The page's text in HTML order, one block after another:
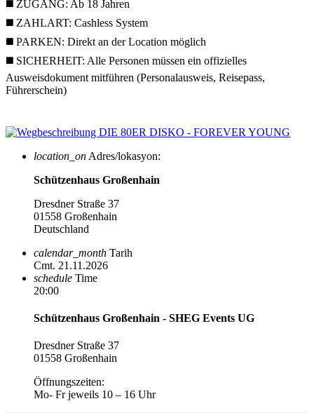
◼️ ZUGANG: Ab 18 Jahren
◼️ ZAHLART: Cashless System
◼️ PARKEN: Direkt an der Location möglich
◼️ SICHERHEIT: Alle Personen müssen ein offizielles
Ausweisdokument mitführen (Personalausweis, Reisepass,
Führerschein)
location_on Adres/lokasyon:
Schützenhaus Großenhain
Dresdner Straße 37
01558 Großenhain
Deutschland
calendar_month Tarih
Cmt. 21.11.2026
schedule Time
20:00
Schützenhaus Großenhain - SHEG Events UG
Dresdner Straße 37
01558 Großenhain
Öffnungszeiten:
Mo- Fr jeweils 10 – 16 Uhr